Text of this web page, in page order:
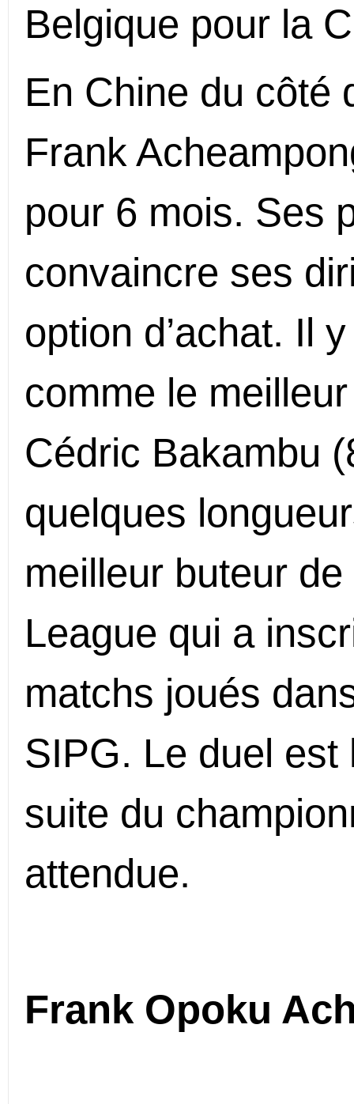
Belgique pour la
En Chine du côté
Frank
pour 6 mois. Ses
convaincre ses
option d’achat. Il
comme le
Cédric Bakambu
quelques
meilleur buteur
League qui a
matchs joués
SIPG. Le duel est
suite du
attendue.
Frank Opoku